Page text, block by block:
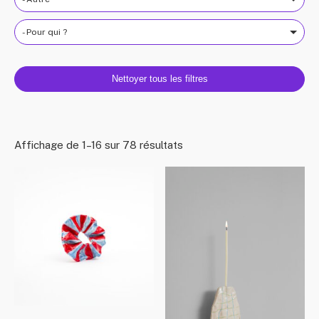
- Pour qui ?
Nettoyer tous les filtres
Affichage de 1–16 sur 78 résultats